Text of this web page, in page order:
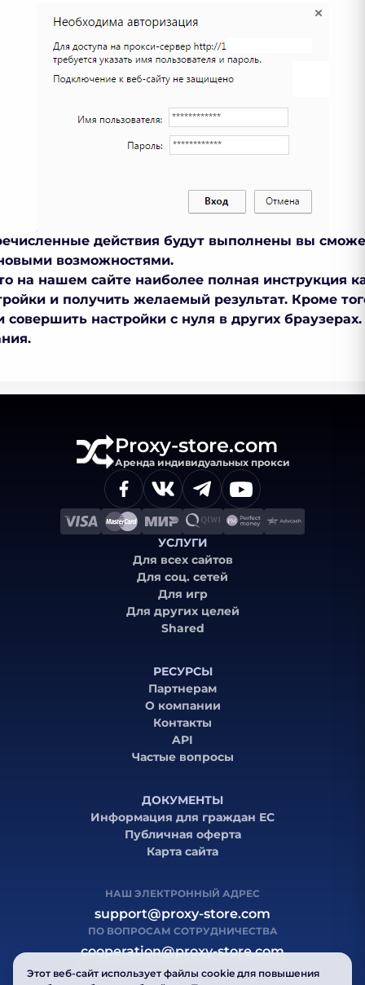
действия будут выполнены вы
возможностями.
на нашем сайте наиболее полная инструкция
и получить желаемый результат. Кроме
совершить настройки с нуля в других
Proxy-store.com
Аренда индивидуальных прокси
УСЛУГИ
Для всех сайтов
Для соц. сетей
Для игр
Для других целей
Shared
РЕСУРСЫ
Партнерам
О компании
Контакты
API
Частые вопросы
ДОКУМЕНТЫ
Информация для граждан ЕС
Публичная оферта
Карта сайта
НАШ ЭЛЕКТРОННЫЙ АДРЕС
support@proxy-store.com
ПО ВОПРОСАМ СОТРУДНИЧЕСТВА
cooperation@proxy-store.com
Этот веб-сайт использует файлы cookie для повышения